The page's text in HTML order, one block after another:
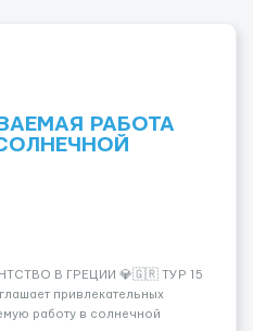
РАБОТА
В ГРЕЦИИ 💎🇬🇷 ТУР 15
привлекательных
работу в солнечной